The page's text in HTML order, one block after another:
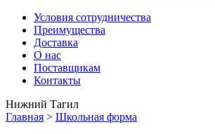
Условия сотрудничества
Преимущества
Доставка
О нас
Поставщикам
Контакты
Нижний Тагил
Главная > Школьная форма